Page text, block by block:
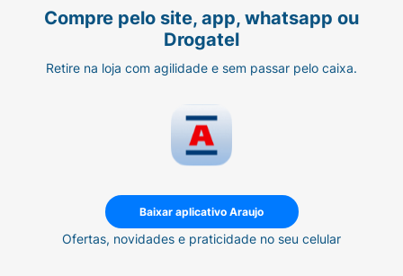
Compre pelo site, app, whatsapp ou
Drogatel
Retire na loja com agilidade e sem passar pelo caixa.
Baixar aplicativo Araujo
Ofertas, novidades e praticidade no seu celular